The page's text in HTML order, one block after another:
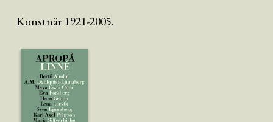
Konstnär 1921-2005.